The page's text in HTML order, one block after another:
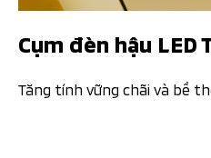
Cụm đèn hậu LED
Tăng tính vững chãi và bề